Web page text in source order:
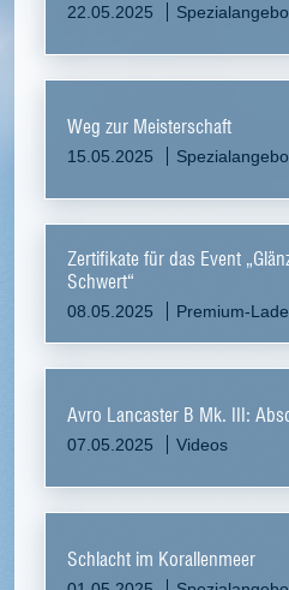
22.05.2025
Weg zur Meisterschaft
15.05.2025
Zertifikate für das Event
Schwert“
08.05.2025 Premium-
Avro Lancaster B Mk. III:
07.05.2025 Videos
Schlacht im Korallenmeer